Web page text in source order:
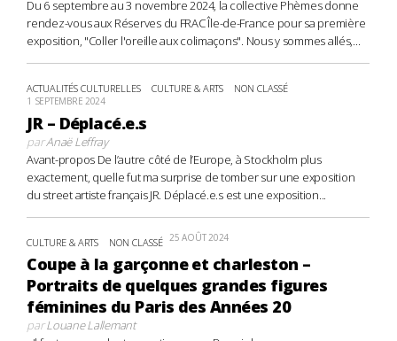
Du 6 septembre au 3 novembre 2024, la collective Phèmes donne
rendez-vous aux Réserves du FRAC Île-de-France pour sa première
exposition, "Coller l'oreille aux colimaçons". Nous y sommes allés,...
ACTUALITÉS CULTURELLES CULTURE & ARTS NON CLASSÉ
1 SEPTEMBRE 2024
JR – Déplacé.e.s
parAnaë Leffray
Avant-propos De l’autre côté de l’Europe, à Stockholm plus
exactement, quelle fut ma surprise de tomber sur une exposition
du street artiste français JR. Déplacé.e.s est une exposition...
CULTURE & ARTS NON CLASSÉ 25 AOÛT 2024
Coupe à la garçonne et charleston –
Portraits de quelques grandes figures
féminines du Paris des Années 20
parLouane Lallemant